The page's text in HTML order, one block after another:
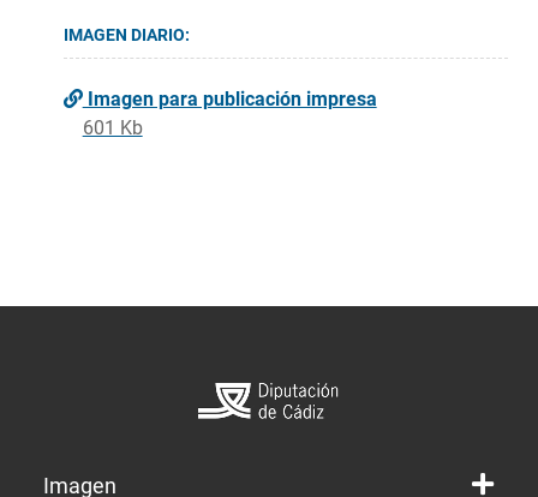
IMAGEN DIARIO:
Imagen para publicación impresa
601 Kb
Imagen